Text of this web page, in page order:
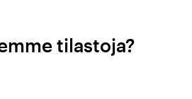
tilastoja?